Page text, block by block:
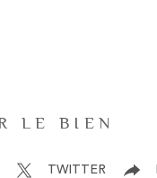
LE BIEN
TWITTER